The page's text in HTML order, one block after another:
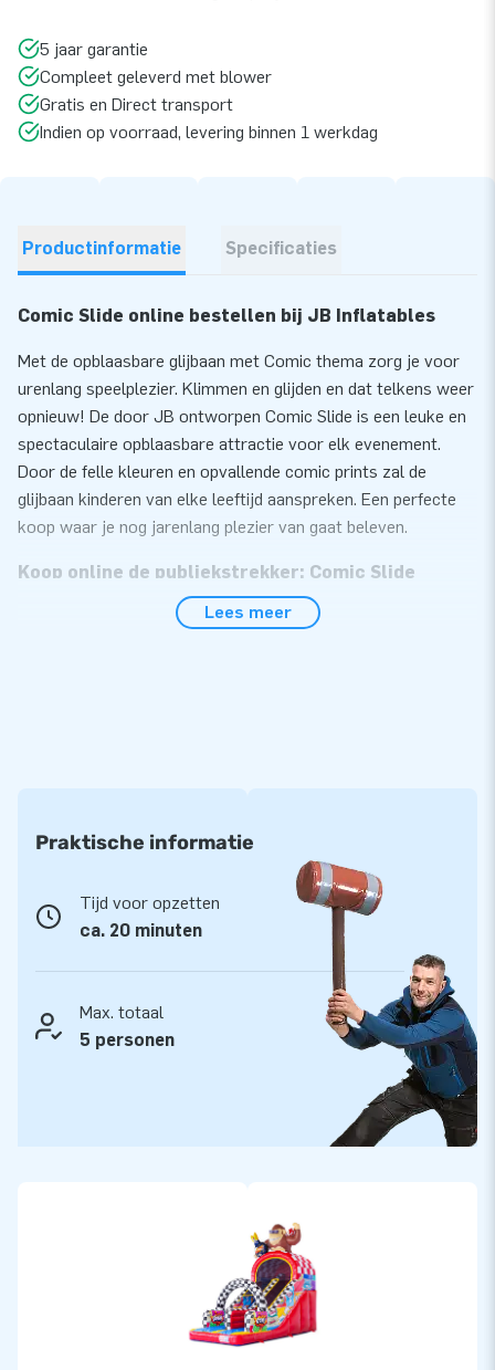
5 jaar garantie
Compleet geleverd met blower
Gratis en Direct transport
Indien op voorraad, levering binnen 1 werkdag
Productinformatie Specificaties
Comic Slide online bestellen bij JB Inflatables
Met de opblaasbare glijbaan met Comic thema zorg je voor
urenlang speelplezier. Klimmen en glijden en dat telkens weer
opnieuw! De door JB ontworpen Comic Slide is een leuke en
spectaculaire opblaasbare attractie voor elk evenement.
Door de felle kleuren en opvallende comic prints zal de
glijbaan kinderen van elke leeftijd aanspreken. Een perfecte
koop waar je nog jarenlang plezier van gaat beleven.
Koop online de publiekstrekker: Comic Slide
Zet de opblaasbare glijbaan met comic thema eenvoudig
plat en oprolbaar is. Overal is aan gedacht. De inflatable in
comic thema wordt geleverd inclusief blower,
verankeringsmateriaal, een transportzak en een duidelijke
handleiding. Alles compleet voor een mooie beleving.
JB kussens zijn op meerdere punten verstevigd en
meervoudig gestikt en zijn gemaakt van sterk, hoge kwaliteit
PVC. Ze zijn daardoor duurzaam en eenvoudig schoon te
houden. Hierdoor lever jij met dit product jarenlang optimaal
JB Inflatables: Dé partner in de wondere wereld
Als Europees marktleider op het gebied van het ontwerp en
de productie van inflatables, waaronder springkastelen,
Lees meer
Praktische informatie
Tijd voor opzetten
ca. 20 minuten
Max. totaal
5 personen